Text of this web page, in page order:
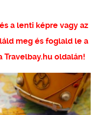
a lenti képre vagy az
meg és foglald le a
Travelbay.hu oldalán!